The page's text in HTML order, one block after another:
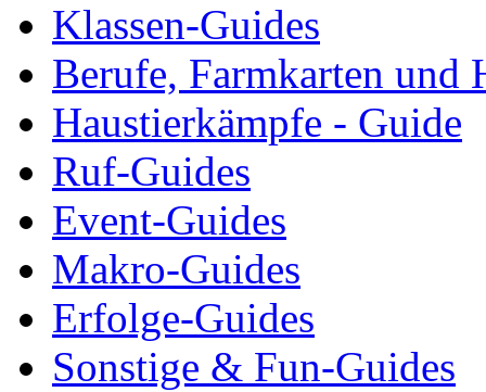
Klassen-Guides
Berufe, Farmkarten und
Haustierkämpfe - Guide
Ruf-Guides
Event-Guides
Makro-Guides
Erfolge-Guides
Sonstige & Fun-Guides